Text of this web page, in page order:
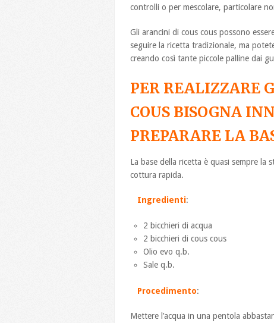
controlli o per mescolare, particolare
Gli arancini di cous cous possono
seguire la ricetta tradizionale, ma
creando così tante piccole palline dai
PER REALIZZARE
COUS BISOGNA
PREPARARE LA
La base della ricetta è quasi sempre la
cottura rapida.
Ingredienti:
2 bicchieri di acqua
2 bicchieri di cous cous
Olio evo q.b.
Sale q.b.
Procedimento:
Mettere l’acqua in una pentola